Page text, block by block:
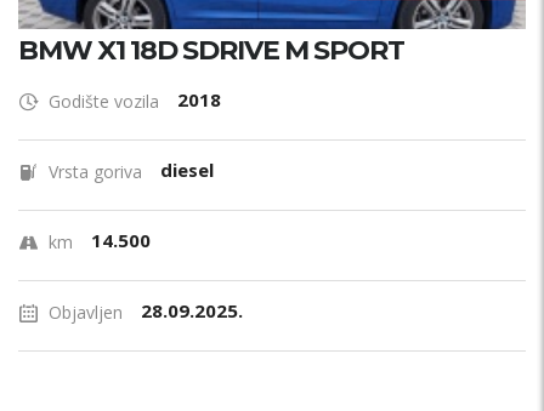
BMW X1 18D SDRIVE M SPORT
Godište vozila 2018
Vrsta goriva diesel
km 14.500
Objavljen 28.09.2025.